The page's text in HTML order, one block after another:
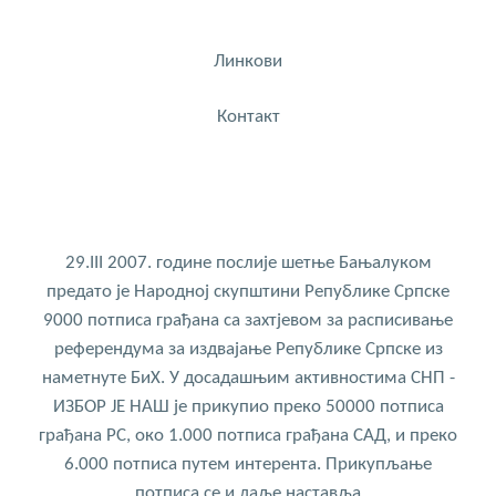
Линкови
Контакт
29.III 2007. године послије шетње Бањалуком
предато је Народној скупштини Републике Српске
9000 потписа грађана са захтјевом за расписивање
референдума за издвајање Републике Српске из
наметнуте БиХ. У досадашњим активностима СНП -
ИЗБОР ЈЕ НАШ је прикупио преко 50000 потписа
грађана РС, око 1.000 потписа грађана САД, и преко
6.000 потписа путем интерента. Прикупљање